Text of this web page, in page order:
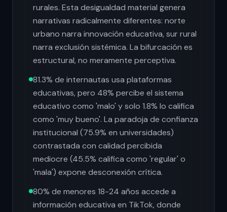
rurales. Esta desigualdad material genera
narrativas radicalmente diferentes: norte
urbano narra innovación educativa, sur rural
narra exclusión sistémica. La bifurcación es
estructural, no meramente perceptiva.
81.3% de internautas usa plataformas
educativas, pero 48% percibe el sistema
educativo como 'malo' y solo 1.8% lo califica
como 'muy bueno'. La paradoja de confianza
institucional (75.9% en universidades)
contrastada con calidad percibida
mediocre (45.5% califica como 'regular' o
'mala') expone desconexión crítica.
80% de menores 18-24 años accede a
información educativa en TikTok, donde